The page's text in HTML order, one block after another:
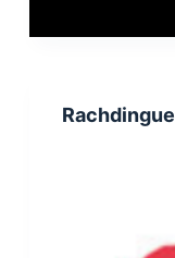
Rachdingue